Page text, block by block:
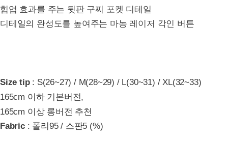
힙업 효과를 주는 뒷판 구찌 포켓 디테일
디테일의 완성도를 높여주는 마농 레이저 각인 버튼
Size tip: S(26~27) / M(28~29) / L(30~31) / XL(32~33)
165cm 이하 기본버전,
165cm 이상 롱버전 추천
Fabric: 폴리95 / 스판5 (%)